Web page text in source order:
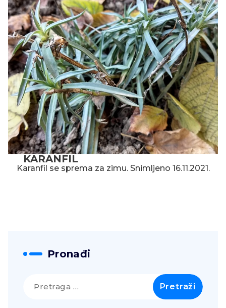
KARANFIL
Karanfil se sprema za zimu. Snimljeno 16.11.2021.
Pronađi